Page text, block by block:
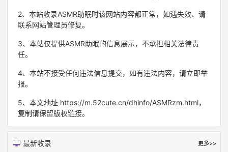
最新收录 更多>>
2、本站收录ASMR助眠时该网站内容都正常，如遇失效、请
联系网站管理员修复。
3、本站仅提供ASMR助眠的信息展示，不承担相关法律责
任。
4、本站不接受任何违法信息提交，如有违法内容，请立即举
报。
5、本文地址 https://m.52cute.cn/dhinfo/ASMRzm.html，
复制请保留版权链接。